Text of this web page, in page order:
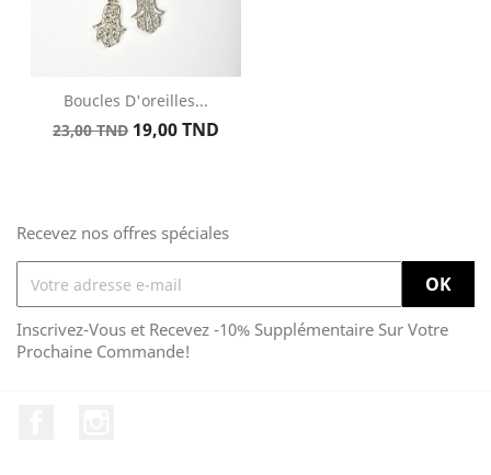
Boucles D'oreilles...
Prix
23,00 TND Prix
19,00 TND
Recevez nos offres spéciales
Inscrivez-Vous et Recevez -10% Supplémentaire Sur Votre
Prochaine Commande!